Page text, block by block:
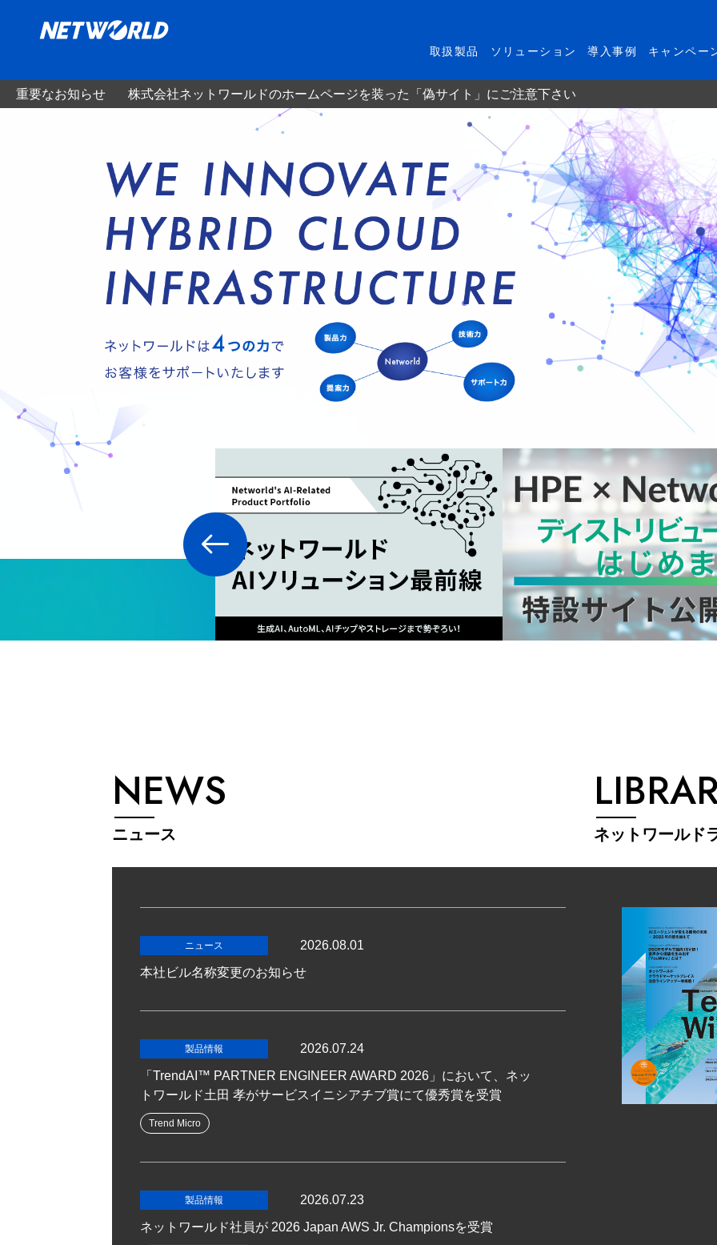
取扱製品 ソリューション 導入事例 キャンペー
重要なお知らせ 株式会社ネットワールドのホームページを装った「偽サイト」にご注意下さい
NEWS
ニュース
ニュース
2026.08.01
本社ビル名称変更のお知らせ
製品情報
2026.07.24
「TrendAI™ PARTNER ENGINEER AWARD 2026」において、ネッ
トワールド土田 孝がサービスイニシアチブ賞にて優秀賞を受賞
Trend Micro
製品情報
2026.07.23
ネットワールド社員が 2026 Japan AWS Jr. Championsを受賞
ネットワールド